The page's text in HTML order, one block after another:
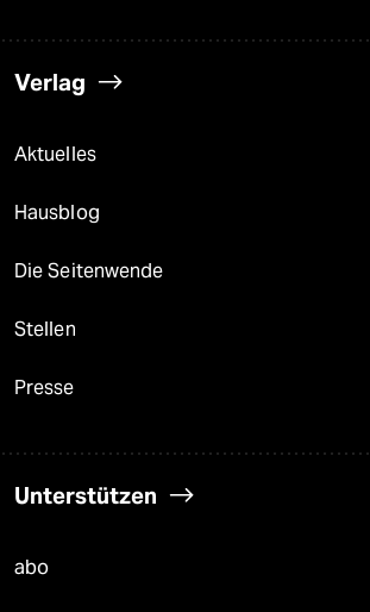
Verlag
Aktuelles
Hausblog
Die Seitenwende
Stellen
Presse
Unterstützen
abo